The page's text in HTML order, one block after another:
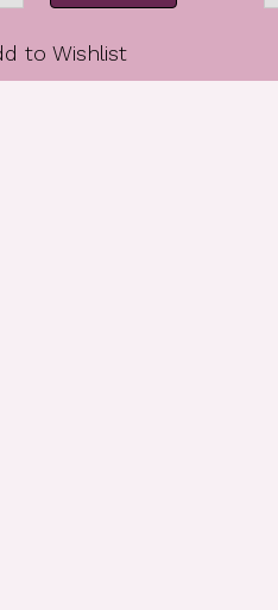
to Wishlist